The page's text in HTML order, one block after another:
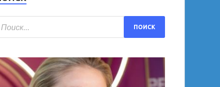
все за спиной!» Летучая
на СТС